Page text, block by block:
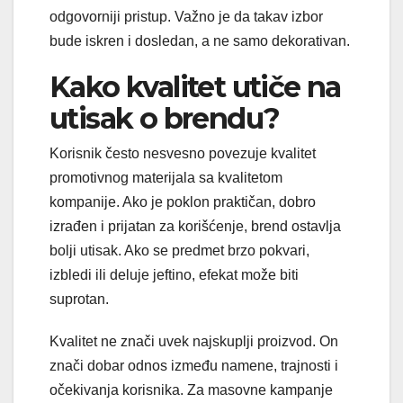
odgovorniji pristup. Važno je da takav izbor
bude iskren i dosledan, a ne samo dekorativan.
Kako kvalitet utiče na
utisak o brendu?
Korisnik često nesvesno povezuje kvalitet
promotivnog materijala sa kvalitetom
kompanije. Ako je poklon praktičan, dobro
izrađen i prijatan za korišćenje, brend ostavlja
bolji utisak. Ako se predmet brzo pokvari,
izbledi ili deluje jeftino, efekat može biti
suprotan.
Kvalitet ne znači uvek najskuplji proizvod. On
znači dobar odnos između namene, trajnosti i
očekivanja korisnika. Za masovne kampanje